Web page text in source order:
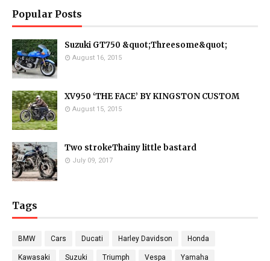
Popular Posts
Suzuki GT750 &quot;Threesome&quot;
August 16, 2015
XV950 ‘THE FACE’ BY KINGSTON CUSTOM
August 15, 2015
Two strokeThainy little bastard
July 09, 2017
Tags
BMW Cars Ducati Harley Davidson Honda
Kawasaki Suzuki Triumph Vespa Yamaha